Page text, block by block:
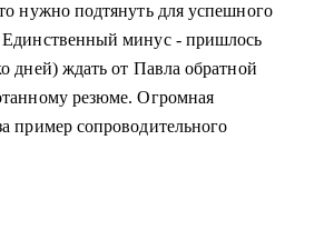
нужно подтянуть для успешного
Единственный минус - пришлось
дней) ждать от Павла обратной
резюме. Огромная
пример сопроводительного